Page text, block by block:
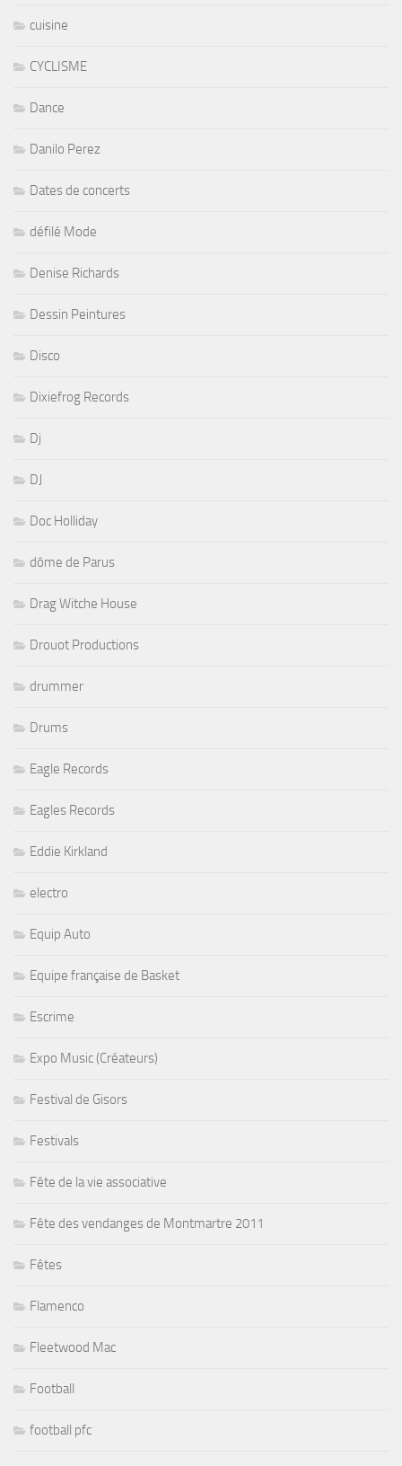
cuisine
CYCLISME
Dance
Danilo Perez
Dates de concerts
défilé Mode
Denise Richards
Dessin Peintures
Disco
Dixiefrog Records
Dj
DJ
Doc Holliday
dôme de Parus
Drag Witche House
Drouot Productions
drummer
Drums
Eagle Records
Eagles Records
Eddie Kirkland
electro
Equip Auto
Equipe française de Basket
Escrime
Expo Music (Créateurs)
Festival de Gisors
Festivals
Fête de la vie associative
Fête des vendanges de Montmartre 2011
Fêtes
Flamenco
Fleetwood Mac
Football
football pfc